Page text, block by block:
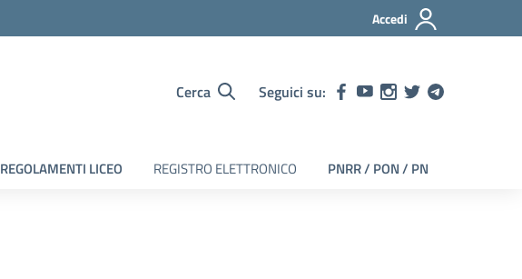
Accedi
Cerca Seguici su:
REGOLAMENTI LICEO REGISTRO ELETTRONICO PNRR / PON / PN